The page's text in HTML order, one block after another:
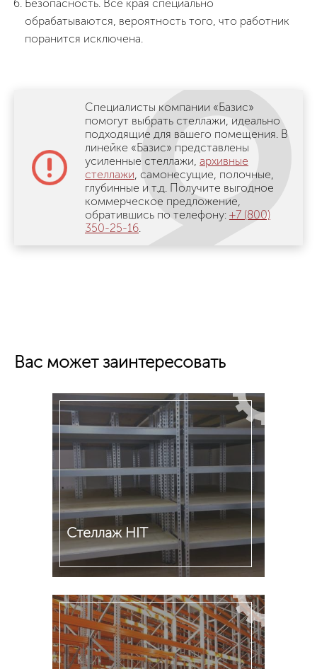
Безопасность. Все края специально
обрабатываются, вероятность того, что работник
поранится исключена.
Специалисты компании «Базис»
помогут выбрать стеллажи, идеально
подходящие для вашего помещения. В
линейке «Базис» представлены
усиленные стеллажи, архивные
стеллажи, самонесущие, полочные,
глубинные и т.д. Получите выгодное
коммерческое предложение,
обратившись по телефону: +7 (800)
350-25-16.
Вас может заинтересовать
Стеллаж HIT
Подробнее